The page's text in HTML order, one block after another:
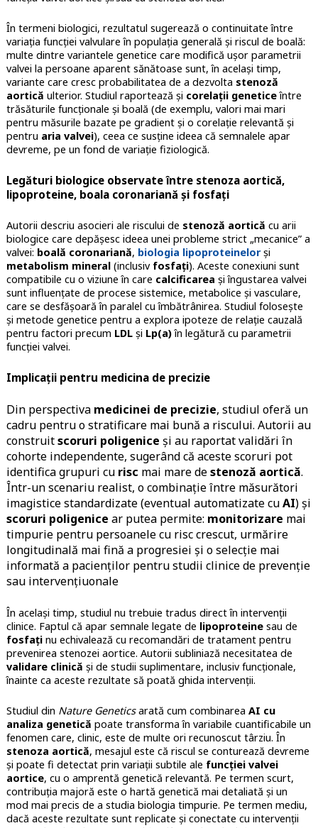
În termeni biologici, rezultatul sugerează o continuitate între
variația funcției valvulare în populația generală și riscul de boală:
multe dintre variantele genetice care modifică ușor parametrii
valvei la persoane aparent sănătoase sunt, în același timp,
variante care cresc probabilitatea de a dezvolta stenoză
aortică ulterior. Studiul raportează și corelații geneticeîntre
trăsăturile funcționale și boală (de exemplu, valori mai mari
pentru măsurile bazate pe gradient și o corelație relevantă și
pentru aria valvei), ceea ce susține ideea că semnalele apar
devreme, pe un fond de variație fiziologică.
Legături biologice observate între stenoza aortică,
lipoproteine, boala coronariană și fosfați
Autorii descriu asocieri ale riscului de stenoză aortică cu arii
biologice care depășesc ideea unei probleme strict „mecanice” a
valvei: boală coronariană, biologia lipoproteinelorși
metabolism mineral(inclusiv fosfați). Aceste conexiuni sunt
compatibile cu o viziune în care calcificarea și îngustarea valvei
sunt influențate de procese sistemice, metabolice și vasculare,
care se desfășoară în paralel cu îmbătrânirea. Studiul folosește
și metode genetice pentru a explora ipoteze de relație cauzală
pentru factori precum LDLși Lp(a)în legătură cu parametrii
funcției valvei.
Implicații pentru medicina de precizie
Din perspectiva medicinei de precizie, studiul oferă un
cadru pentru o stratificare mai bună a riscului. Autorii au
construitscoruri poligenice și au raportat validări în
cohorte independente, sugerând că aceste scoruri pot
identifica grupuri cu risc mai mare destenoză aortică.
Într-un scenariu realist, o combinație între măsurători
imagistice standardizate (eventual automatizate cuAI) și
scoruri poligenice ar putea permite: monitorizare mai
timpurie pentru persoanele cu risc crescut, urmărire
longitudinală mai fină a progresiei și o selecție mai
informată a pacienților pentru studii clinice de prevenție
sau intervențiuonale
În același timp, studiul nu trebuie tradus direct în intervenții
clinice. Faptul că apar semnale legate de lipoproteinesau de
fosfaținu echivalează cu recomandări de tratament pentru
prevenirea stenozei aortice. Autorii subliniază necesitatea de
validare clinică și de studii suplimentare, inclusiv funcționale,
înainte ca aceste rezultate să poată ghida intervenții.
Studiul din Nature Geneticsarată cum combinarea AI cu
analiza genetică poate transforma în variabile cuantificabile un
fenomen care, clinic, este de multe ori recunoscut târziu. În
stenoza aortică, mesajul este că riscul se conturează devreme
și poate fi detectat prin variații subtile ale funcției valvei
aortice, cu o amprentă genetică relevantă. Pe termen scurt,
contribuția majoră este o hartă genetică mai detaliată și un
mod mai precis de a studia biologia timpurie. Pe termen mediu,
dacă aceste rezultate sunt replicate și conectate cu intervenții